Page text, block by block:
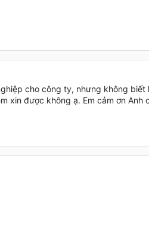
cho công ty, nhưng không biết
xin được không ạ. Em cảm ơn Anh